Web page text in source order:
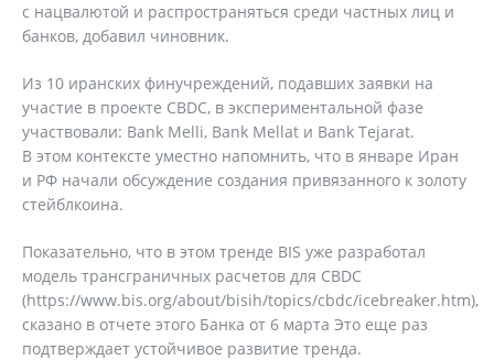
с нацвалютой и распространяться среди частных лиц и
банков, добавил чиновник.
Из 10 иранских финучреждений, подавших заявки на
участие в проекте CBDC, в экспериментальной фазе
участвовали: Bank Melli, Bank Mellat и Bank Tejarat.
В этом контексте уместно напомнить, что в январе Иран
и РФ начали обсуждение создания привязанного к золоту
стейблкоина.
Показательно, что в этом тренде BIS уже разработал
модель трансграничных расчетов для CBDC
(https://www.bis.org/about/bisih/topics/cbdc/icebreaker.htm),
сказано в отчете этого Банка от 6 марта Это еще раз
подтверждает устойчивое развитие тренда.